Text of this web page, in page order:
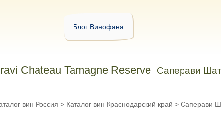
Блог Винофана
Chateau Tamagne Reserve Саперави
вин Россия > Каталог вин Краснодарский край >Саперави